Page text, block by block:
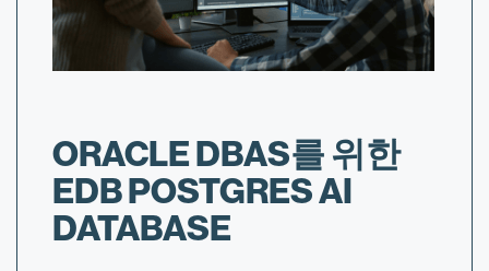
ORACLE DBAS를 위한
EDB POSTGRES AI
DATABASE